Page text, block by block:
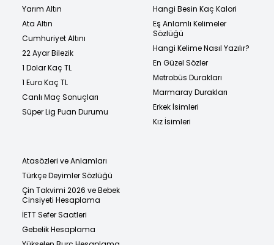
Yarım Altın
Ata Altın
Cumhuriyet Altını
22 Ayar Bilezik
1 Dolar Kaç TL
1 Euro Kaç TL
Canlı Maç Sonuçları
Süper Lig Puan Durumu
Hangi Besin Kaç Kalori
Eş Anlamlı Kelimeler
Sözlüğü
Hangi Kelime Nasıl Yazılır?
En Güzel Sözler
Metrobüs Durakları
Marmaray Durakları
Erkek İsimleri
Kız İsimleri
Atasözleri ve Anlamları
Türkçe Deyimler Sözlüğü
Çin Takvimi 2026 ve Bebek
Cinsiyeti Hesaplama
İETT Sefer Saatleri
Gebelik Hesaplama